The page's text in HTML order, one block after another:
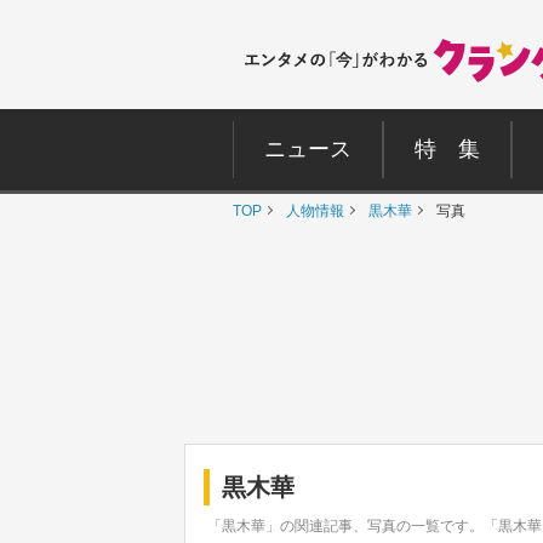
ニュース 特 集
TOP 人物情報 黒木華 写真
黒木華
「黒木華」の関連記事、写真の一覧です。「黒木